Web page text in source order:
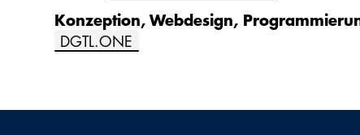
Konzeption, Webdesign,
DGTL.ONE